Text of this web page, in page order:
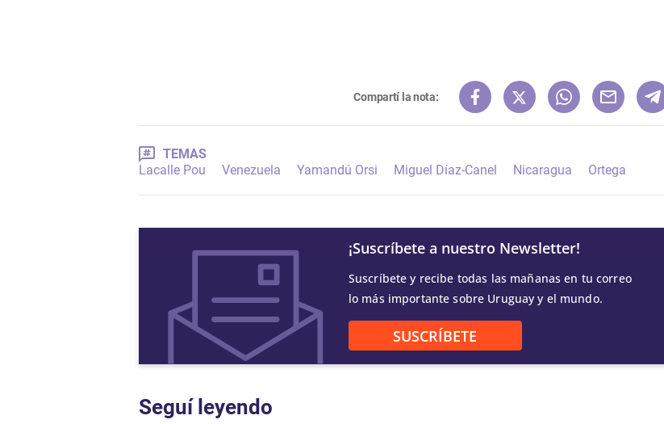
Compartí la nota:
TEMAS
Lacalle Pou
Venezuela Yamandú Orsi Miguel Díaz-Canel Nicaragua Ortega
¡Suscríbete a nuestro Newsletter!
Suscríbete y recibe todas las mañanas en tu correo
lo más importante sobre Uruguay y el mundo.
SUSCRÍBETE
Seguí leyendo